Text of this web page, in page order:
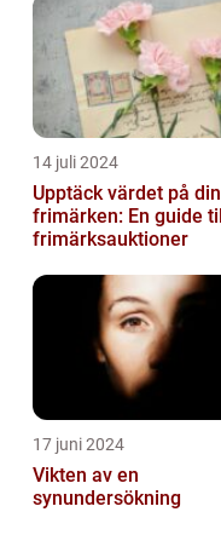
14 juli 2024
Upptäck värdet på
frimärken: En guide till
frimärksauktioner
17 juni 2024
Vikten av en
synundersökning